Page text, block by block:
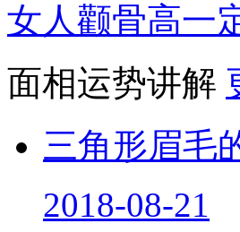
女人颧骨高一
面相运势讲解
三角形眉毛
2018-08-21